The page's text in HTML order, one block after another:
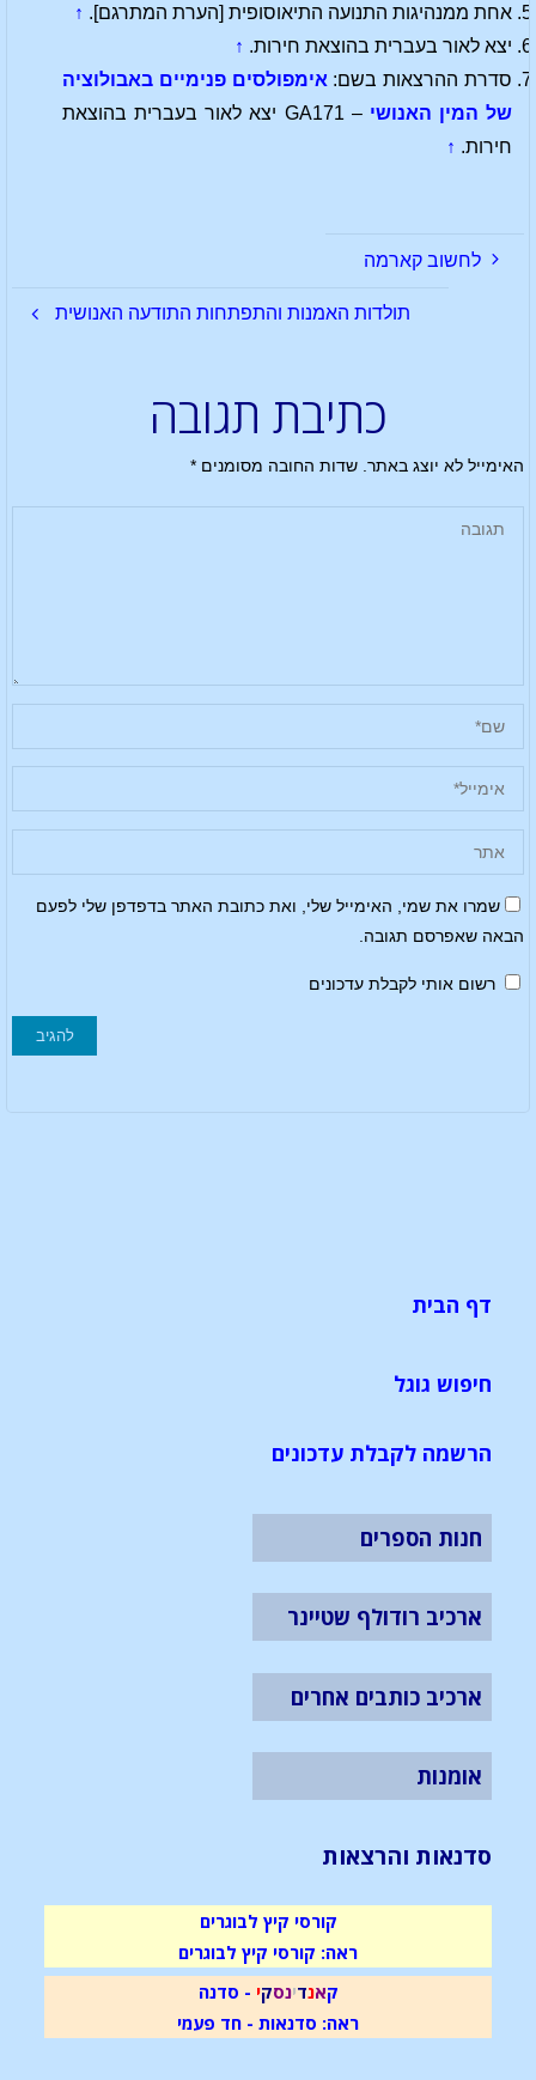
אחת ממנהיגות התנועה התיאוסופית [הערת המתרגם]. ↑
יצא לאור בעברית בהוצאת חירות. ↑
סדרת ההרצאות בשם: אימפולסים פנימיים באבולוציה
של המין האנושי
– GA171 יצא לאור בעברית בהוצאת
חירות. ↑
לחשוב קארמה
תולדות האמנות והתפתחות התודעה האנושית
כתיבת תגובה
האימייל לא יוצג באתר. שדות החובה מסומנים*
שמרו את שמי, האימייל שלי, ואת כתובת האתר בדפדפן שלי לפעם
הבאה שאפרסם תגובה.
רשום אותי לקבלת עדכונים
דף הבית
חיפוש גוגל
הרשמה לקבלת עדכונים
חנות הספרים
ארכיב רודולף שטיינר
ארכיב כותבים אחרים
אומנות
סדנאות והרצאות
קורסי קיץ לבוגרים
ראה: קורסי קיץ לבוגרים
קאנדינסקי - סדנה
ראה: סדנאות - חד פעמי